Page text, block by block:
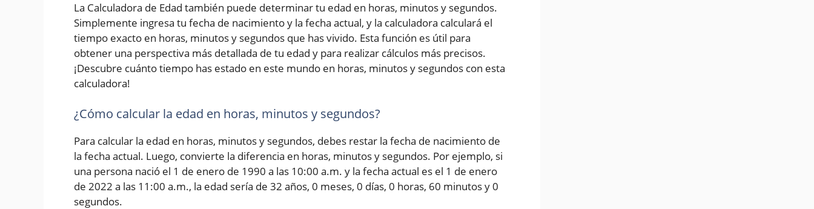
La Calculadora de Edad también puede determinar tu edad en horas, minutos y segundos.
Simplemente ingresa tu fecha de nacimiento y la fecha actual, y la calculadora calculará el
tiempo exacto en horas, minutos y segundos que has vivido. Esta función es útil para
obtener una perspectiva más detallada de tu edad y para realizar cálculos más precisos.
¡Descubre cuánto tiempo has estado en este mundo en horas, minutos y segundos con esta
calculadora!
¿Cómo calcular la edad en horas, minutos y segundos?
Para calcular la edad en horas, minutos y segundos, debes restar la fecha de nacimiento de
la fecha actual. Luego, convierte la diferencia en horas, minutos y segundos. Por ejemplo, si
una persona nació el 1 de enero de 1990 a las 10:00 a.m. y la fecha actual es el 1 de enero
de 2022 a las 11:00 a.m., la edad sería de 32 años, 0 meses, 0 días, 0 horas, 60 minutos y 0
segundos.